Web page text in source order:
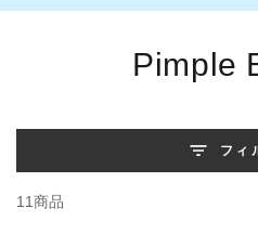
コ
Pimple
フィ
11商品